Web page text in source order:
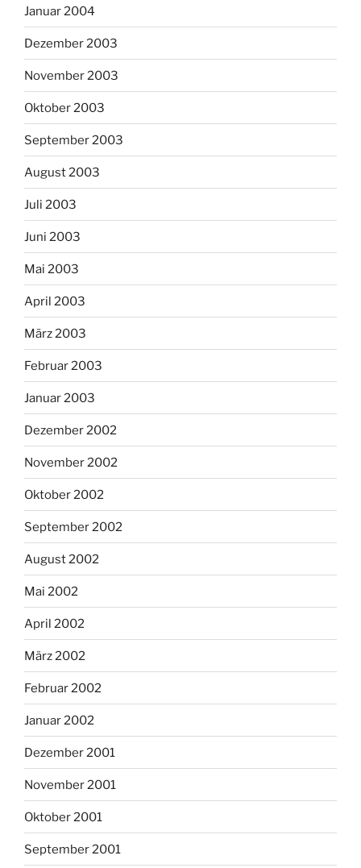
Januar 2004
Dezember 2003
November 2003
Oktober 2003
September 2003
August 2003
Juli 2003
Juni 2003
Mai 2003
April 2003
März 2003
Februar 2003
Januar 2003
Dezember 2002
November 2002
Oktober 2002
September 2002
August 2002
Mai 2002
April 2002
März 2002
Februar 2002
Januar 2002
Dezember 2001
November 2001
Oktober 2001
September 2001